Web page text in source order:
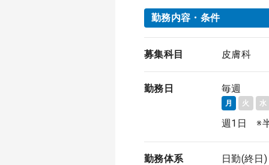
勤務内容・条件
募集科目 皮膚科
勤務日 毎週
月 火 水
週1日 ※
勤務体系 日勤(終日)